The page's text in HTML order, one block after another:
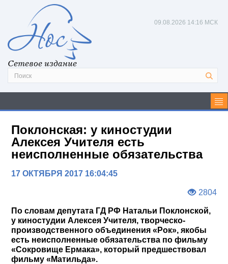
Сетевое издание
09.08.2026 14:16 МСК
Поклонская: у киностудии
Алексея Учителя есть
неисполненные обязательства
17 ОКТЯБРЯ 2017 16:04:45
2804
По словам депутата ГД РФ Натальи Поклонской,
у киностудии Алексея Учителя, творческо-
производственного объединения «Рок», якобы
есть неисполненные обязательства по фильму
«Сокровище Ермака», который предшествовал
фильму «Матильда».